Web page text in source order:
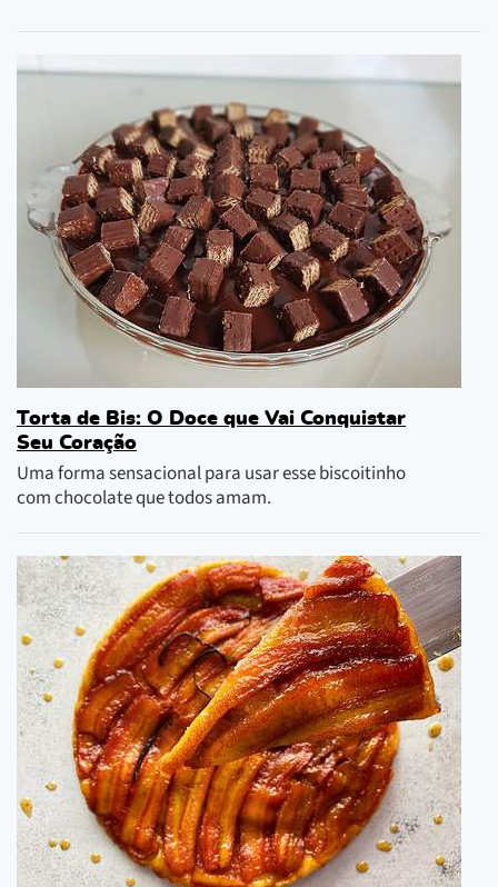
Torta de Bis: O Doce que Vai Conquistar
Seu Coração
Uma forma sensacional para usar esse biscoitinho
com chocolate que todos amam.